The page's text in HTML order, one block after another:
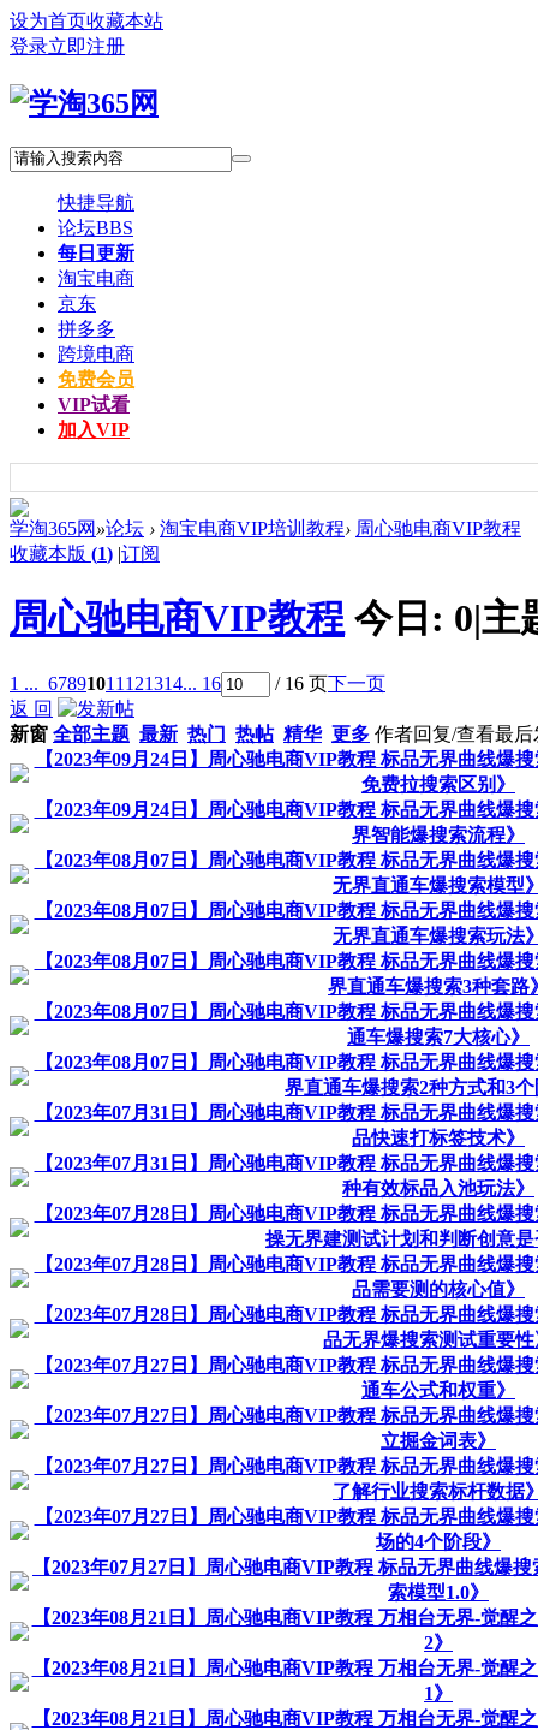
设为首页收藏本站
登录立即注册
快捷导航
论坛BBS
每日更新
淘宝电商
京东
拼多多
跨境电商
免费会员
VIP试看
加入VIP
学淘365网 »论坛 › 淘宝电商VIP培训教程› 周心驰电商VIP教程
收藏本版 (1) |订阅
周心驰电商VIP教程 今日: 0|主
1 ... 67891011 121314... 16 / 16 页下一页
返 回
新窗 全部主题 最新 热门 热帖 精华 更多 作者回复/查看最后
【2023年09月24日】周心驰电商VIP教程 标品无界曲线爆
免费拉搜索区别》
【2023年09月24日】周心驰电商VIP教程 标品无界曲线爆
界智能爆搜索流程》
【2023年08月07日】周心驰电商VIP教程 标品无界曲线爆
无界直通车爆搜索模型
【2023年08月07日】周心驰电商VIP教程 标品无界曲线爆
无界直通车爆搜索玩法
【2023年08月07日】周心驰电商VIP教程 标品无界曲线爆
界直通车爆搜索3种套路
【2023年08月07日】周心驰电商VIP教程 标品无界曲线爆
通车爆搜索7大核心》
【2023年08月07日】周心驰电商VIP教程 标品无界曲线爆
界直通车爆搜索2种方式和3
【2023年07月31日】周心驰电商VIP教程 标品无界曲线爆
品快速打标签技术》
【2023年07月31日】周心驰电商VIP教程 标品无界曲线爆
种有效标品入池玩法》
【2023年07月28日】周心驰电商VIP教程 标品无界曲线爆
操无界建测试计划和判断创意
【2023年07月28日】周心驰电商VIP教程 标品无界曲线爆
品需要测的核心值》
【2023年07月28日】周心驰电商VIP教程 标品无界曲线爆
品无界爆搜索测试重要性
【2023年07月27日】周心驰电商VIP教程 标品无界曲线爆
通车公式和权重》
【2023年07月27日】周心驰电商VIP教程 标品无界曲线爆
立掘金词表》
【2023年07月27日】周心驰电商VIP教程 标品无界曲线爆
了解行业搜索标杆数据
【2023年07月27日】周心驰电商VIP教程 标品无界曲线爆
场的4个阶段》
【2023年07月27日】周心驰电商VIP教程 标品无界曲线爆
索模型1.0》
【2023年08月21日】周心驰电商VIP教程 万相台无界-觉醒
2》
【2023年08月21日】周心驰电商VIP教程 万相台无界-觉醒
1》
【2023年08月21日】周心驰电商VIP教程 万相台无界-觉醒